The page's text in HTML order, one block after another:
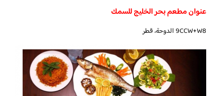
عنوان مطعم بحر الخليج للسمك
9CCW+W8 الدوحة، قطر